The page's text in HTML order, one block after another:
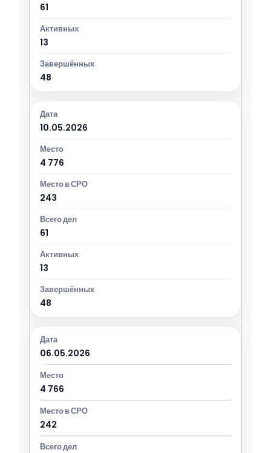
61
13
48
10.05.2026
4 776
243
61
13
48
06.05.2026
4 766
242